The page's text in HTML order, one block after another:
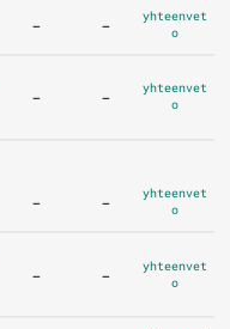
- -
yhteenvet
o
- -
yhteenvet
o
- -
yhteenvet
o
- -
yhteenvet
o